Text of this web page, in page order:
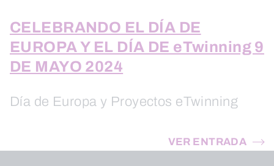
CELEBRANDO EL DÍA DE
EUROPA Y EL DÍA DE eTwinning 9
DE MAYO 2024
Día de Europa y Proyectos eTwinning
VER ENTRADA